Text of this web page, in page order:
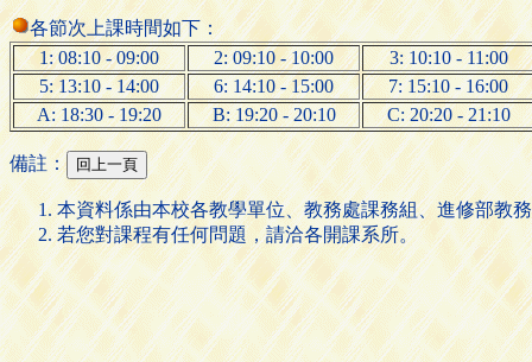
各節次上課時間如下：
1: 08:10 - 09:00
2: 09:10 - 10:00
3: 10:10 - 11:00
5: 13:10 - 14:00
6: 14:10 - 15:00
7: 15:10 - 16:00
A: 18:30 - 19:20
B: 19:20 - 20:10 C: 20:20 - 21:10
備註：
本資料係由本校各教學單位、教務處課務組、進修部教
若您對課程有任何問題，請洽各開課系所。